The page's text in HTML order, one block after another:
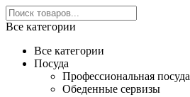
Все категории
Все категории
Посуда
Профессиональная посуда
Обеденные сервизы